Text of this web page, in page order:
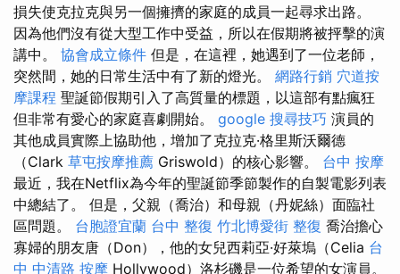
損失使克拉克與另一個擁擠的家庭的成員一起尋求出路。
因為他們沒有從大型工作中受益，所以在假期將被抨擊的演
講中。 協會成立條件 但是，在這裡，她遇到了一位老師，
突然間，她的日常生活中有了新的燈光。 網路行銷 穴道按
摩課程 聖誕節假期引入了高質量的標題，以這部有點瘋狂
但非常有愛心的家庭喜劇開始。 google 搜尋技巧 演員的
其他成員實際上協助他，增加了克拉克·格里斯沃爾德
（Clark 草屯按摩推薦 Griswold）的核心影響。 台中 按摩
最近，我在Netflix為今年的聖誕節季節製作的自製電影列表
中總結了。 但是，父親（喬治）和母親（丹妮絲）面臨社
區問題。 台胞證宜蘭 台中 整復 竹北博愛街 整復 喬治擔心
寡婦的朋友唐（Don），他的女兒西莉亞·好萊塢（Celia 台
中 中清路 按摩 Hollywood）洛杉磯是一位希望的女演員。